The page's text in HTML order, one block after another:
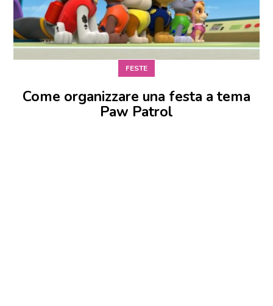
FESTE
Come organizzare una festa a tema
Paw Patrol